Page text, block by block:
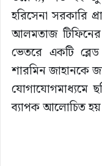
হরিসেনা সরকারি
আলমতাজ
ভেতরে একটি
শারমিন জাহানকে
যোগাযোগমাধ্যমে
ব্যাপক আলোচিত